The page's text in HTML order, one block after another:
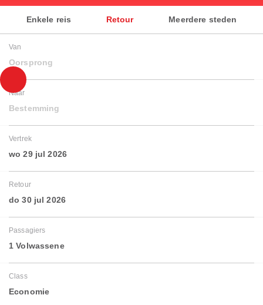
Enkele reis Retour Meerdere steden
Van
Oorsprong
Naar
Bestemming
Vertrek
wo 29 jul 2026
Retour
do 30 jul 2026
Passagiers
1 Volwassene
Class
Economie